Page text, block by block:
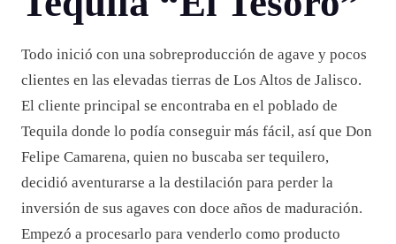
Todo inició con una sobreproducción de agave y pocos
clientes en las elevadas tierras de Los Altos de Jalisco.
El cliente principal se encontraba en el poblado de
Tequila donde lo podía conseguir más fácil, así que Don
Felipe Camarena, quien no buscaba ser tequilero,
decidió aventurarse a la destilación para perder la
inversión de sus agaves con doce años de maduración.
Empezó a procesarlo para venderlo como producto